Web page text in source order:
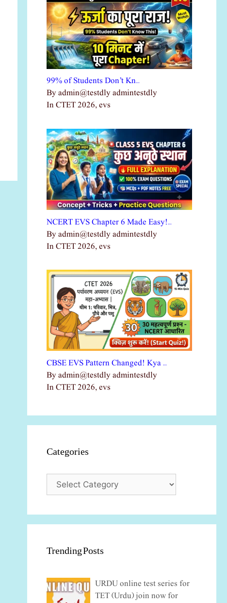
99% of Students Don’t Kn…
By admin@testdly admintestdly
In CTET 2026, evs
NCERT EVS Chapter 6 Made Easy!…
By admin@testdly admintestdly
In CTET 2026, evs
CBSE EVS Pattern Changed! Kya …
By admin@testdly admintestdly
In CTET 2026, evs
Categories
Categories
Trending Posts
URDU online test series for
TET (Urdu) join now for